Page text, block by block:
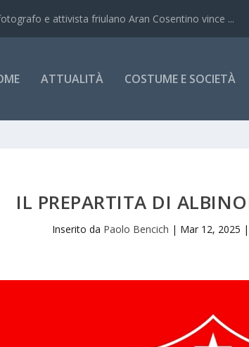
e attivista friulano Aran Cosentino vince ...
ATTUALITÀ COSTUME E SOCIETÀ
IL PREPARTITA DI
Inserito da Paolo Bencich | Mar 12, 2025